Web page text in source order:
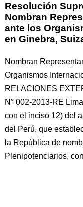
Resolución
Nombran
ante los
en Ginebra,
Nombran
Organismos
RELACIONES
N° 002-2013-RE
con el inciso 12) del
del Perú, que
la República de
Plenipotenciarios,